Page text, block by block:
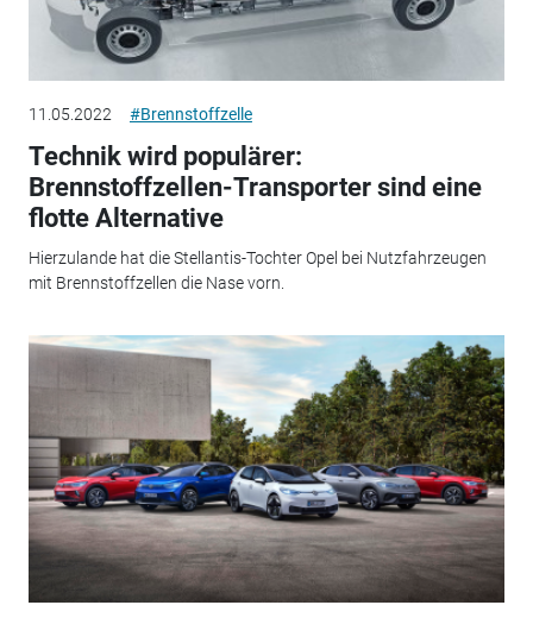
11.05.2022 #Brennstoffzelle
Technik wird populärer:
Brennstoffzellen-Transporter sind eine
flotte Alternative
Hierzulande hat die Stellantis-Tochter Opel bei Nutzfahrzeugen
mit Brennstoffzellen die Nase vorn.